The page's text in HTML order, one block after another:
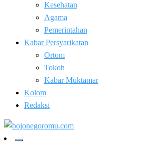
Kesehatan
Agama
Pemerintahan
Kabar Persyarikatan
Ortom
Tokoh
Kabar Muktamar
Kolom
Redaksi